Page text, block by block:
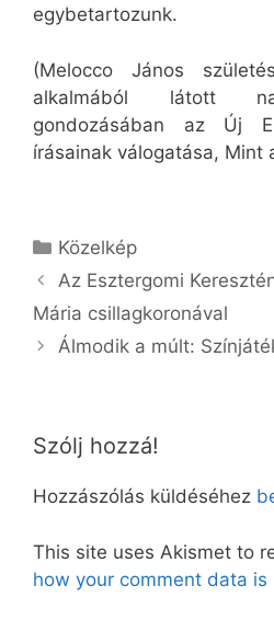
egybetartozunk.
(Melocco János
alkalmából látott
gondozásában az Új
írásainak válogatása, Mint
Kategória
Közelkép
Az Esztergomi
Mária csillagkoronával
Álmodik a múlt:
Szólj hozzá!
Hozzászólás küldéséhez
This site uses Akismet to
how your comment data is